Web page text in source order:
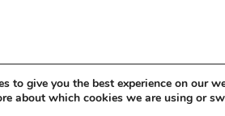
to give you the best experience on our
about which cookies we are using or